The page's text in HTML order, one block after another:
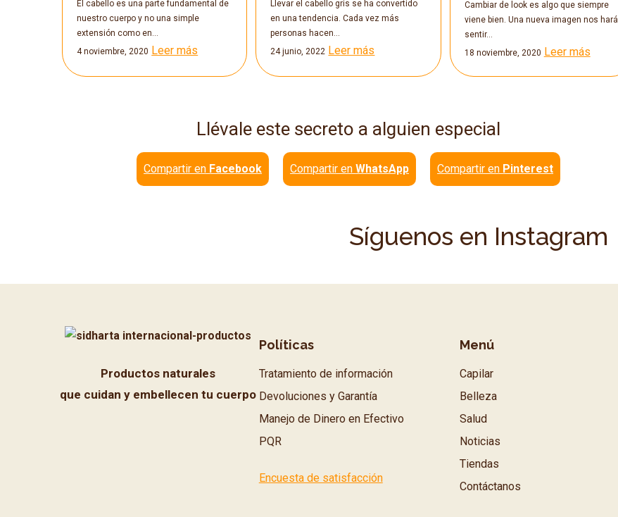
El cabello es una parte fundamental de
nuestro cuerpo y no una simple
extensión como en…
4 noviembre, 2020 Leer más
Llevar el cabello gris se ha convertido
en una tendencia. Cada vez más
personas hacen…
24 junio, 2022 Leer más
Cambiar de look es algo que siempre
viene bien. Una nueva imagen nos hará
sentir…
18 noviembre, 2020 Leer más
Llévale este secreto a alguien especial
Compartir en Facebook Compartir enWhatsApp Compartir en Pinterest
Síguenos en Instagram
Productos naturales
que cuidan y embellecen tu cuerpo
Políticas
Tratamiento de información
Devoluciones y Garantía
Manejo de Dinero en Efectivo
PQR
Encuesta de satisfacción
Menú
Capilar
Belleza
Salud
Noticias
Tiendas
Contáctanos